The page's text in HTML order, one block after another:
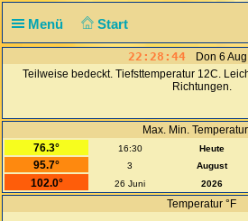
Menü Start
22:28:44
Don 6
Teilweise bedeckt. Tiefsttemperatur 12C.
Richtungen.
Max. Min.
76.3°
16:30 Heute
95.7°
3 August
102.0°
26 Juni 2026
Temperatur °F